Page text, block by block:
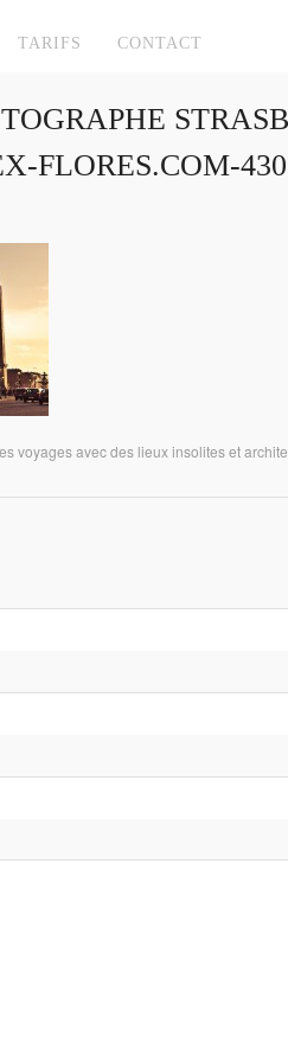
TARIFS CONTACT
FLORES.COM-430
voyages avec des lieux insolites et